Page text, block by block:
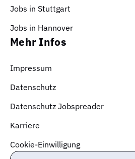
Jobs in Stuttgart
Jobs in Hannover
Mehr Infos
Impressum
Datenschutz
Datenschutz Jobspreader
Karriere
Cookie-Einwilligung